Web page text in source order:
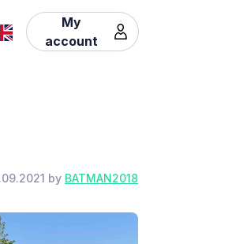
My
account
by BATMAN2018